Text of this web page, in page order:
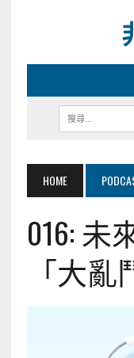
HOME
016: 未
「大